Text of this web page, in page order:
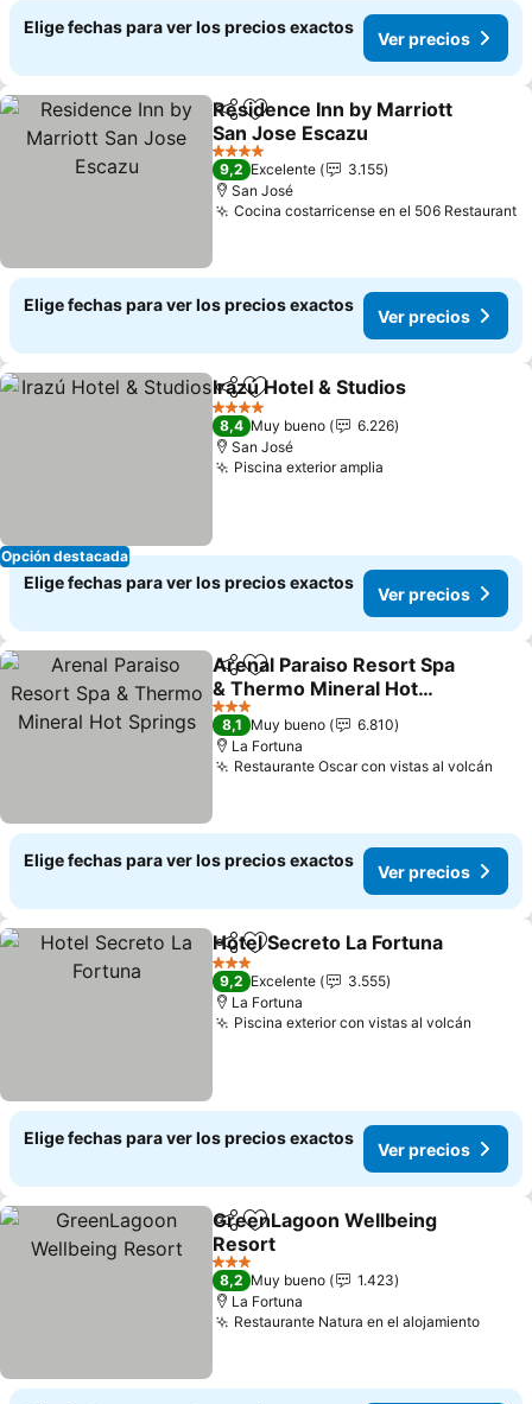
Elige fechas para ver los precios exactos
Ver precios
CompartirAgregar a favoritos
Residence Inn by Marriott
San Jose Escazu
4 Estrellas
9,2 Excelente
3.155
San José
Cocina costarricense en el 506 Restaurant
Elige fechas para ver los precios exactos
Ver precios
Opción destacada
CompartirAgregar a favoritos
Irazú Hotel & Studios
4 Estrellas
8,4 Muy bueno
6.226
San José
Piscina exterior amplia
Elige fechas para ver los precios exactos
Ver precios
CompartirAgregar a favoritos
Arenal Paraiso Resort Spa
& Thermo Mineral Hot
Springs
3 Estrellas
8,1 Muy bueno
6.810
La Fortuna
Restaurante Oscar con vistas al volcán
Elige fechas para ver los precios exactos
Ver precios
CompartirAgregar a favoritos
Hotel Secreto La Fortuna
3 Estrellas
9,2 Excelente
3.555
La Fortuna
Piscina exterior con vistas al volcán
Elige fechas para ver los precios exactos
Ver precios
CompartirAgregar a favoritos
GreenLagoon Wellbeing
Resort
3 Estrellas
8,2 Muy bueno
1.423
La Fortuna
Restaurante Natura en el alojamiento